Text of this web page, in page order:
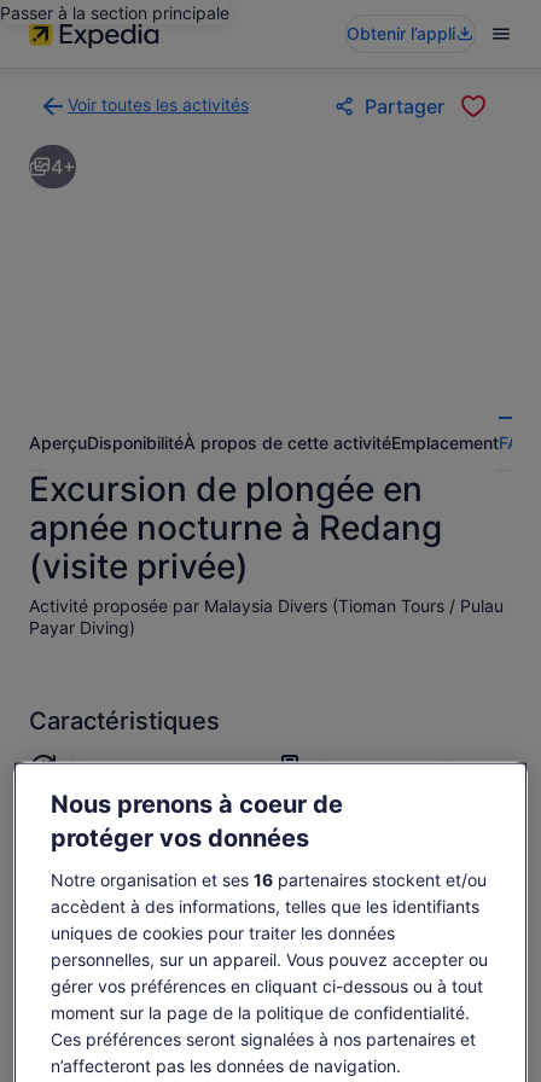
Passer à la section principale
Obtenir l’appli
Voir toutes les activités
à
la
page
Partager
4+
AperçuDisponibilitéÀ propos de cette activitéEmplacementFAQ
Excursion de plongée en
apnée nocturne à Redang
(visite privée)
Activité proposée par Malaysia Divers (Tioman Tours / Pulau
Payar Diving)
Caractéristiques
2 h
Coupon sur mobile
Confirmation immédiate
Prise en charge depuis
Aperçu
En tant que parc marin désigné, l'île de Redang offre un
avantage unique aux plongeurs et aux plongeurs. Le statut
de protection garantit que l'écosystème marin reste intact et
prospère avec diverses espèces de poissons, coraux et
autres créatures sous-marines fascinantes.
Pendant la nuit, les choses changent et les majestueuses
Afficher plus
Nous prenons à coeur de
protéger vos données
Notre organisation et ses 16partenaires stockent et/ou
accèdent à des informations, telles que les identifiants
uniques de cookies pour traiter les données
personnelles, sur un appareil. Vous pouvez accepter ou
gérer vos préférences en cliquant ci-dessous ou à tout
moment sur la page de la politique de confidentialité.
Ces préférences seront signalées à nos partenaires et
n’affecteront pas les données de navigation.